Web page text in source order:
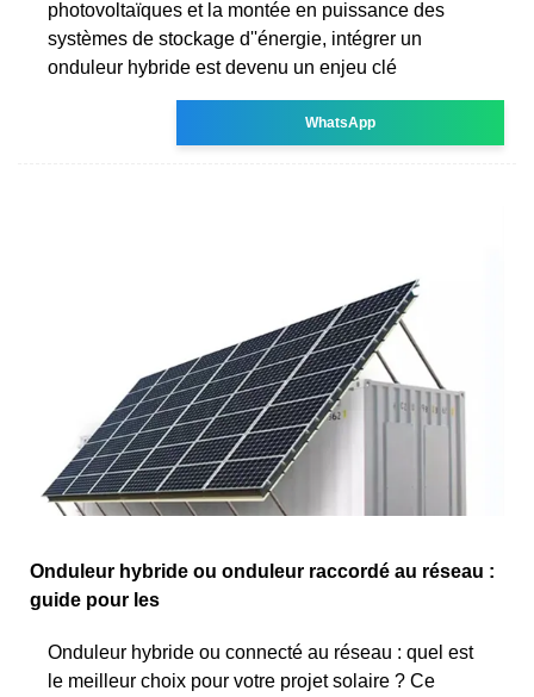
photovoltaïques et la montée en puissance des
systèmes de stockage d''énergie, intégrer un
onduleur hybride est devenu un enjeu clé
WhatsApp
Onduleur hybride ou onduleur raccordé au réseau :
guide pour les
Onduleur hybride ou connecté au réseau : quel est
le meilleur choix pour votre projet solaire ? Ce